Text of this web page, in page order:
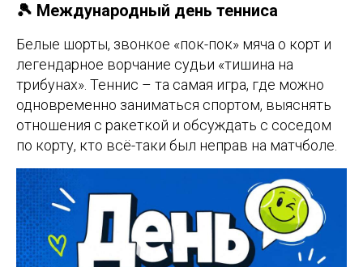
🎾 Международный день тенниса
Белые шорты, звонкое «пок-пок» мяча о корт и
легендарное ворчание судьи «тишина на
трибунах». Теннис – та самая игра, где можно
одновременно заниматься спортом, выяснять
отношения с ракеткой и обсуждать с соседом
по корту, кто всё-таки был неправ на матчболе.